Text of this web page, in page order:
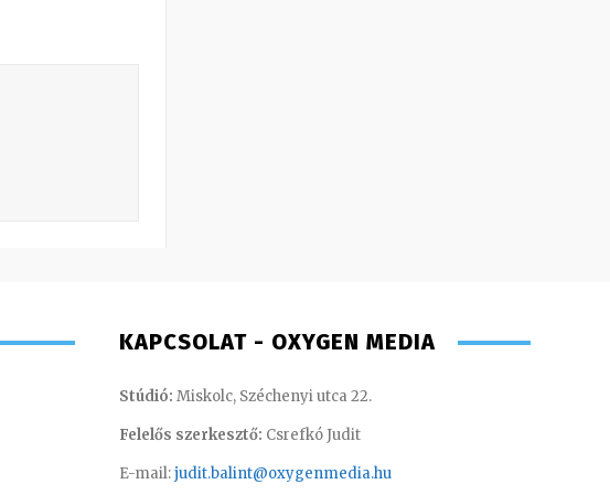
KAPCSOLAT - OXYGEN MEDIA
Stúdió: Miskolc, Széchenyi utca 22.
Felelős szerkesztő: Csrefkó Judit
E-mail:judit.balint@oxygenmedia.hu